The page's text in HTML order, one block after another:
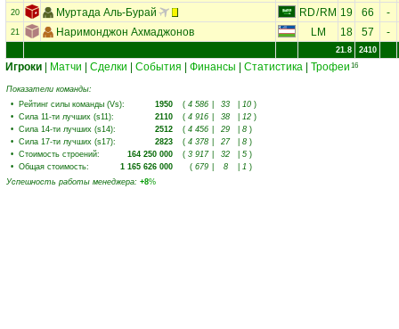
20 Муртада Аль-Бурай RD/ RM 19 66 -
21 Наримонджон Ахмаджонов LM 18 57 -
21.8 2410
Игроки Матчи Сделки События Финансы Статистика Трофеи 16
Показатели команды:
• Рейтинг силы команды (Vs): 1950 ( 4 586 33 10 )
• Сила 11-ти лучших (s11): 2110 ( 4 916 38 12 )
• Сила 14-ти лучших (s14): 2512 ( 4 456 29 8 )
• Сила 17-ти лучших (s17): 2823 ( 4 378 27 8 )
• Стоимость строений: 164 250 000 ( 3 917 32 5 )
• Общая стоимость: 1 165 626 000 ( 679 8 1 )
Успешность работы менеджера: +8%